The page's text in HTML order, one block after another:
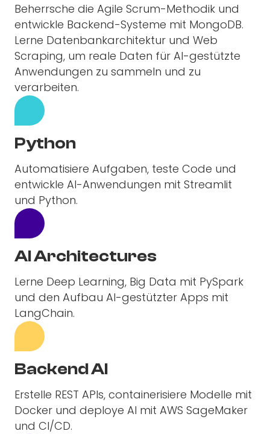
Beherrsche die Agile Scrum-Methodik und
entwickle Backend-Systeme mit MongoDB.
Lerne Datenbankarchitektur und Web
Scraping, um reale Daten für AI-gestützte
Anwendungen zu sammeln und zu
verarbeiten.
Python
Automatisiere Aufgaben, teste Code und
entwickle AI-Anwendungen mit Streamlit
und Python.
AI Architectures
Lerne Deep Learning, Big Data mit PySpark
und den Aufbau AI-gestützter Apps mit
LangChain.
Backend AI
Erstelle REST APIs, containerisiere Modelle mit
Docker und deploye AI mit AWS SageMaker
und CI/CD.